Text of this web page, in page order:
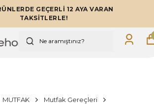
GEÇERLİ 12 AYA VARAN
TAKSİTLERLE!
MUTFAK
Mutfak Gereçleri